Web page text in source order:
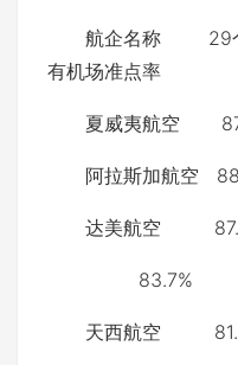
航企名称 29个
有机场准点率
夏威夷航
阿拉斯加航
达美航空
83.7%
天西航空